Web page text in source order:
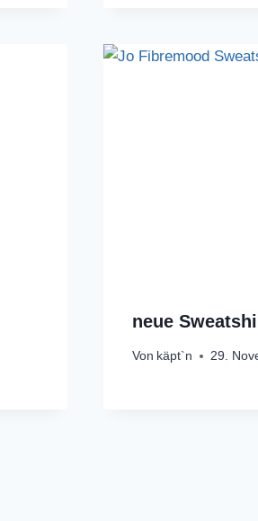
neue
Von käpt`n 29.